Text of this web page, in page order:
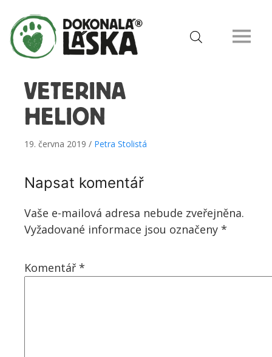
VETERINA
HELION
19. června 2019 / Petra Stolistá
Napsat komentář
Vaše e-mailová adresa nebude zveřejněna.
Vyžadované informace jsou označeny *
Komentář *